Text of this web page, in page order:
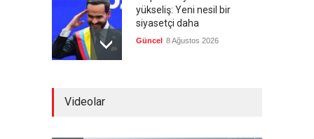
yükseliş: Yeni nesil bir
siyasetçi daha
Güncel 8 Ağustos 2026
Videolar